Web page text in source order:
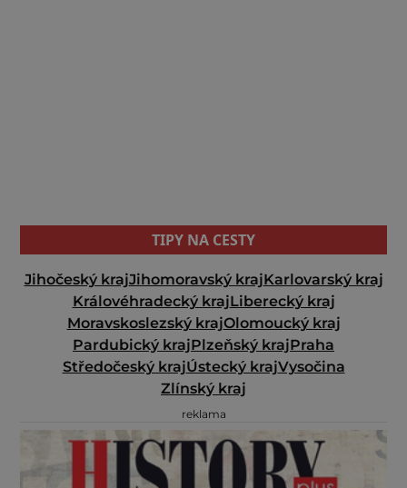
TIPY NA CESTY
Jihočeský krajJihomoravský krajKarlovarský kraj
Královéhradecký krajLiberecký kraj
Moravskoslezský krajOlomoucký kraj
Pardubický krajPlzeňský krajPraha
Středočeský krajÚstecký krajVysočina
Zlínský kraj
reklama